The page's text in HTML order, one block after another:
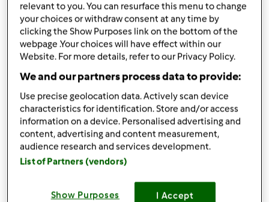
Składniki
Kurczak z warzywami po chińsku (1600)
120 gpiersi z kurczaka
80gmarchewki
80gpapryki czerwonej
5goliwy z oliwek
50gryżu brązowego
0,5łyżeczkimusztardy
sosu słodkiego-chilli
relevant to you. You can resurface this menu to change
your choices or withdraw consent at any time by
clicking the Show Purposes link on the bottom of the
webpage .Your choices will have effect within our
Website. For more details, refer to our Privacy Policy.
We and our partners process data to provide:
Use precise geolocation data. Actively scan device
characteristics for identification. Store and/or access
information on a device. Personalised advertising and
content, advertising and content measurement,
audience research and services development.
List of Partners (vendors)
Show Purposes I Accept